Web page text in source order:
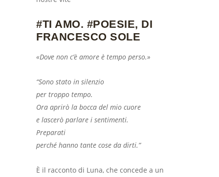
#TI AMO. #POESIE, DI
FRANCESCO SOLE
«Dove non c’è amore è tempo perso.»
“Sono stato in silenzio
per troppo tempo.
Ora aprirò la bocca del mio cuore
e lascerò parlare i sentimenti.
Preparati
perché hanno tante cose da dirti.”
È il racconto di Luna, che concede a un